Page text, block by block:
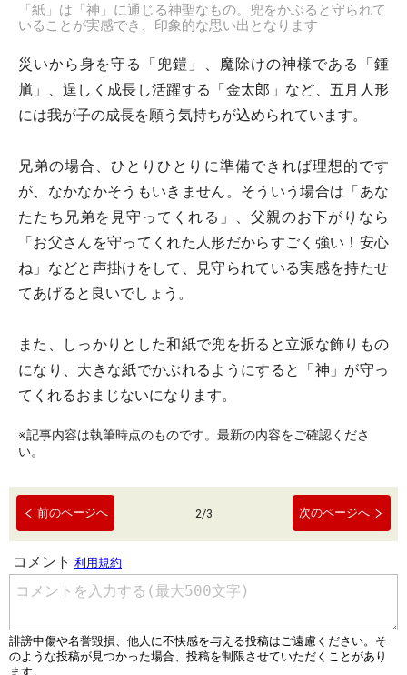
「紙」は「神」に通じる神聖なもの。兜をかぶると守られて
いることが実感でき、印象的な思い出となります
災いから身を守る「兜鎧」、魔除けの神様である「鍾
馗」、逞しく成長し活躍する「金太郎」など、五月人形
には我が子の成長を願う気持ちが込められています。
兄弟の場合、ひとりひとりに準備できれば理想的です
が、なかなかそうもいきません。そういう場合は「あな
たたち兄弟を見守ってくれる」、父親のお下がりなら
「お父さんを守ってくれた人形だからすごく強い！安心
ね」などと声掛けをして、見守られている実感を持たせ
てあげると良いでしょう。
また、しっかりとした和紙で兜を折ると立派な飾りもの
になり、大きな紙でかぶれるようにすると「神」が守っ
てくれるおまじないになります。
※記事内容は執筆時点のものです。最新の内容をご確認くださ
い。
前のページへ 2/3 次のページへ